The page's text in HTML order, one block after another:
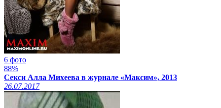
6 фото
88%
Секси Алла Михеева в журнале «Максим», 2013
26.07.2017